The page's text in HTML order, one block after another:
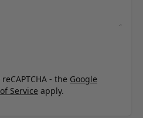
- the Google
Service apply.